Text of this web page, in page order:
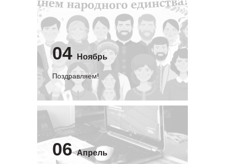
04 Ноябрь
Поздравляем!
06 Апрель